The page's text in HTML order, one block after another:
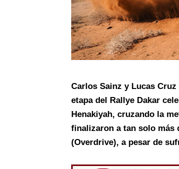
Carlos Sainz y Lucas
etapa del Rallye Dakar
Henakiyah, cruzando la
finalizaron a tan solo más
(Overdrive), a pesar de